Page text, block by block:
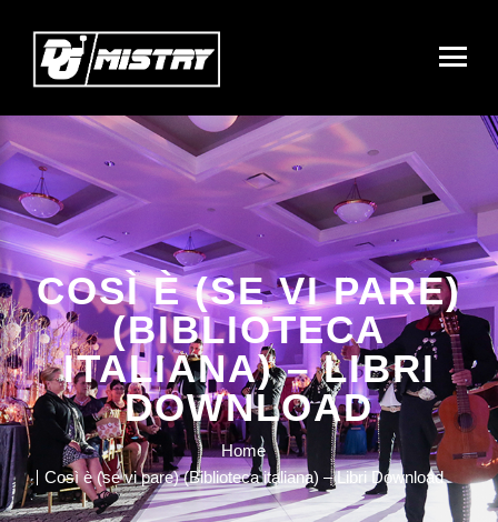
COSÌ È (SE VI PARE)
(BIBLIOTECA
ITALIANA) – LIBRI
DOWNLOAD
Home
Così è (se vi pare) (Biblioteca italiana) – Libri Download